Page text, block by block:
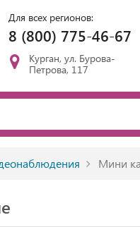
Для всех регионов:
8 (800) 775-46-67
Курган, ул. Бурова-
Петрова, 117
Мини